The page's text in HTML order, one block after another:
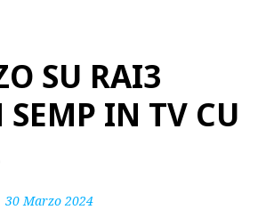
SU RAI3
SEMP IN TV CU
30 Marzo 2024